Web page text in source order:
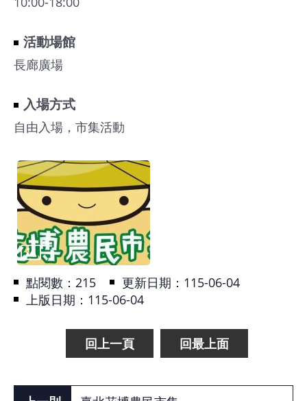
活動場館
長廊廣場
入場方式
自由入場，市集活動
點閱數： 215
更新日期：115-06-04
上版日期：115-06-04
回上一頁 回最上面